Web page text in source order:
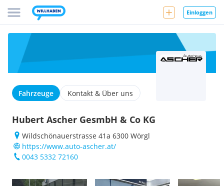
Einloggen
Fahrzeuge Kontakt & Über uns
Hubert Ascher GesmbH & Co KG
Wildschönauerstrasse 41a 6300 Wörgl
https://www.auto-ascher.at/
0043 5332 72160